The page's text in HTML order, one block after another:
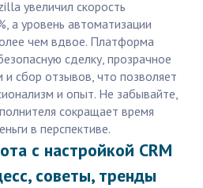
увеличил скорость
а уровень автоматизации
чем вдвое. Платформа
сделку, прозрачное
сбор отзывов, что позволяет
и опыт. Не забывайте,
сокращает время
в перспективе.
с настройкой CRM
советы, тренды